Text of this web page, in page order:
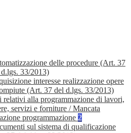
delle procedure (Art. 37
33/2013)
interesse realizzazione opere
(Art. 37 del d.lgs. 33/2013)
relativi alla programmazione di lavori,
servizi e forniture / Mancata
programmazione 2
sul sistema di qualificazione